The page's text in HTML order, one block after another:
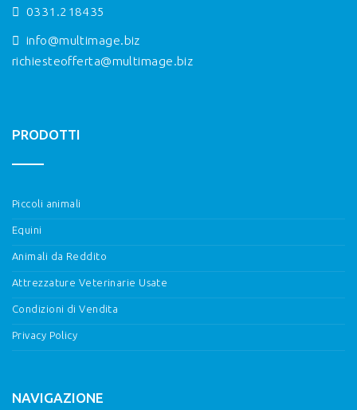
0331.218435
info@multimage.biz
richiesteofferta@multimage.biz
PRODOTTI
Piccoli animali
Equini
Animali da Reddito
Attrezzature Veterinarie Usate
Condizioni di Vendita
Privacy Policy
NAVIGAZIONE